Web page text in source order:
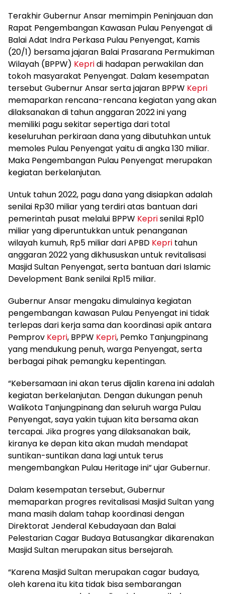
Terakhir Gubernur Ansar memimpin Peninjauan dan
Rapat Pengembangan Kawasan Pulau Penyengat di
Balai Adat Indra Perkasa Pulau Penyengat, Kamis
(20/1) bersama jajaran Balai Prasarana Permukiman
Wilayah (BPPW) Kepridi hadapan perwakilan dan
tokoh masyarakat Penyengat. Dalam kesempatan
tersebut Gubernur Ansar serta jajaran BPPW Kepri
memaparkan rencana-rencana kegiatan yang akan
dilaksanakan di tahun anggaran 2022 ini yang
memiliki pagu sekitar sepertiga dari total
keseluruhan perkiraan dana yang dibutuhkan untuk
memoles Pulau Penyengat yaitu di angka 130 miliar.
Maka Pengembangan Pulau Penyengat merupakan
kegiatan berkelanjutan.
Untuk tahun 2022, pagu dana yang disiapkan adalah
senilai Rp30 miliar yang terdiri atas bantuan dari
pemerintah pusat melalui BPPW Keprisenilai Rp10
miliar yang diperuntukkan untuk penanganan
wilayah kumuh, Rp5 miliar dari APBD Kepri tahun
anggaran 2022 yang dikhususkan untuk revitalisasi
Masjid Sultan Penyengat, serta bantuan dari Islamic
Development Bank senilai Rp15 miliar.
Gubernur Ansar mengaku dimulainya kegiatan
pengembangan kawasan Pulau Penyengat ini tidak
terlepas dari kerja sama dan koordinasi apik antara
Pemprov Kepri, BPPW Kepri, Pemko Tanjungpinang
yang mendukung penuh, warga Penyengat, serta
berbagai pihak pemangku kepentingan.
“Kebersamaan ini akan terus dijalin karena ini adalah
kegiatan berkelanjutan. Dengan dukungan penuh
Walikota Tanjungpinang dan seluruh warga Pulau
Penyengat, saya yakin tujuan kita bersama akan
tercapai. Jika progres yang dilaksanakan baik,
kiranya ke depan kita akan mudah mendapat
suntikan-suntikan dana lagi untuk terus
mengembangkan Pulau Heritage ini” ujar Gubernur.
Dalam kesempatan tersebut, Gubernur
memaparkan progres revitalisasi Masjid Sultan yang
mana masih dalam tahap koordinasi dengan
Direktorat Jenderal Kebudayaan dan Balai
Pelestarian Cagar Budaya Batusangkar dikarenakan
Masjid Sultan merupakan situs bersejarah.
“Karena Masjid Sultan merupakan cagar budaya,
oleh karena itu kita tidak bisa sembarangan